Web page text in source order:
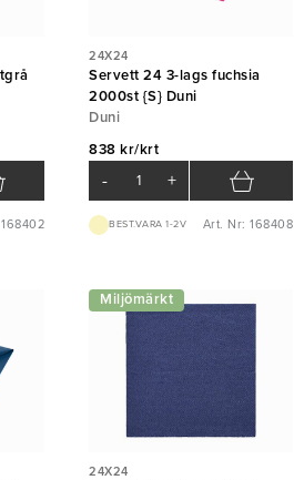
24X24
Servett 24 3-lags fuchsia
2000st {S} Duni
Duni
838 kr/krt
- +
BEST.VARA 1-2V Art. Nr: 168408
Miljömärkt
24X24